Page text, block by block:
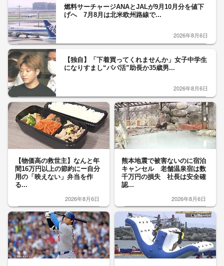
燃料サーチャージANAとJALが9月10月分を値下
げへ 7月8月は北米欧州路線で...
2026年8月6日
【独自】「下着買ってくれませんか」女子中学生
になりすまし“パパ活”助長か35歳男...
2026年8月6日
【物価高の救世主】なんと年
間16万円以上の節約にー自分
用の「映えない」弁当を作
る...
2026年8月6日
熊本地震で被害ないのに宿泊
キャンセル 老舗温泉宿は数
千万円の損失 社長は安全確
認...
2026年8月6日